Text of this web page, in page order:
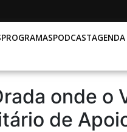
PROGRAMASPODCASTAGENDA
onde o
de